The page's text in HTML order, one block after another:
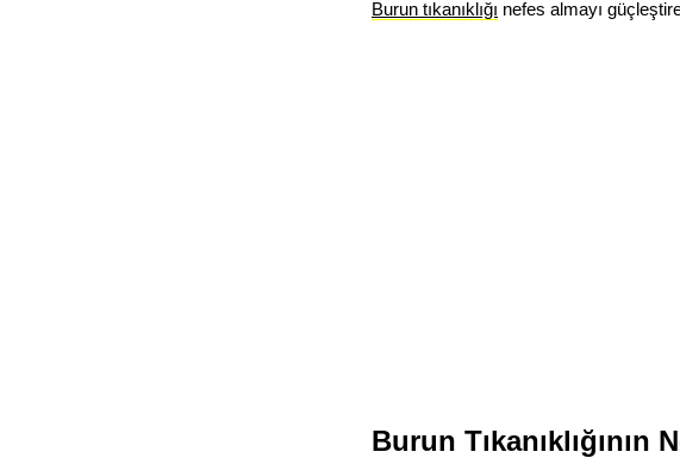
Burun tıkanıklığı nefes almayı
Burun Tıkanıklığının